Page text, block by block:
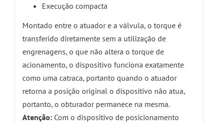
Execução compacta
Montado entre o atuador e a válvula, o torque é
transferido diretamente sem a utilização de
engrenagens, o que não altera o torque de
acionamento, o dispositivo funciona exatamente
como uma catraca, portanto quando o atuador
retorna a posição original o dispositivo não atua,
portanto, o obturador permanece na mesma.
Atenção:Com o dispositivo de posicionamento